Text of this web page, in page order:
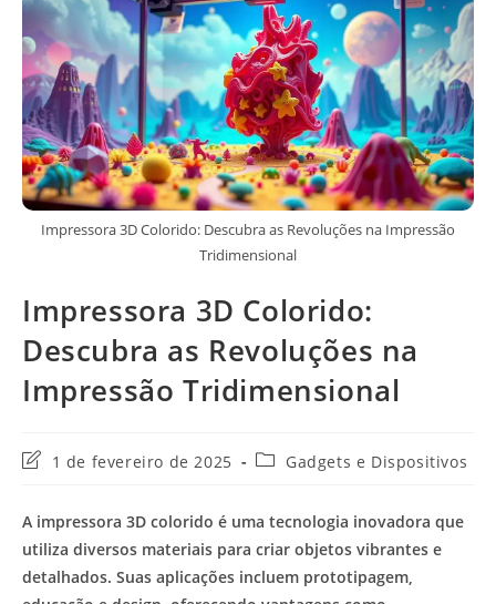
Impressora 3D Colorido: Descubra as Revoluções na Impressão
Tridimensional
Impressora 3D Colorido:
Descubra as Revoluções na
Impressão Tridimensional
Última
post:
1 de fevereiro de 2025
Categoria
Gadgets e Dispositivos
A impressora 3D colorido é uma tecnologia inovadora que
utiliza diversos materiais para criar objetos vibrantes e
detalhados. Suas aplicações incluem prototipagem,